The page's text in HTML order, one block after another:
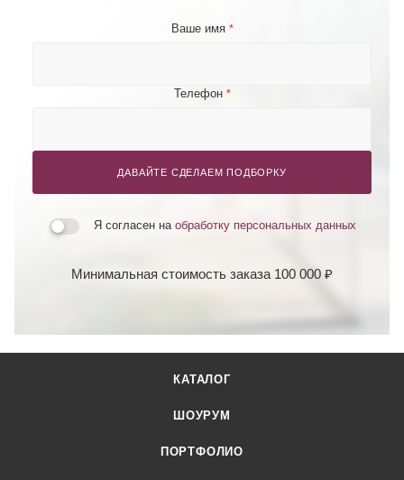
Ваше имя *
Телефон *
ДАВАЙТЕ СДЕЛАЕМ ПОДБОРКУ
Я согласен на обработку персональных данных
Минимальная стоимость заказа 100 000 ₽
КАТАЛОГ
ШОУРУМ
ПОРТФОЛИО